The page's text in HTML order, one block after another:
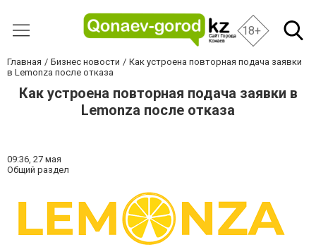
18+
Главная Бизнес новости
Как устроена повторная подача заявки
в Lemonza после отказа
Как устроена повторная подача заявки в
Lemonza после отказа
09:36, 27 мая
Общий раздел